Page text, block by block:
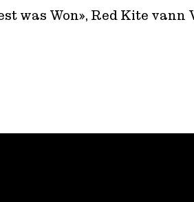
was Won», Red Kite vann